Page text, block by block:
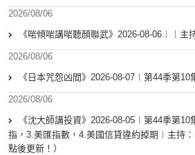
2026/08/06
《啱傾啱講啱聽顏聯武》2026-08-06︱︱主
2026/08/06
《日本咒怨凶間》2026-08-07︱第44季第10
2026/08/06
《沈大師講投資》2026-08-05︱第44季第
指，3.美匯指數，4.美國信貸違約掉期︱主持
點後更新！）